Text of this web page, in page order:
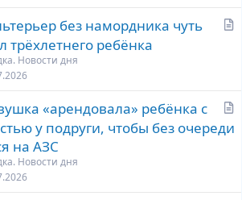
без намордника чуть
трёхлетнего ребёнка
Новости дня
«арендовала» ребёнка с
у подруги, чтобы без очереди
на АЗС
Новости дня